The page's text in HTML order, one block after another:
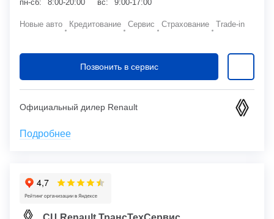
пн-сб:
8:00-20:00 вс: 9:00-17:00
Новые авто Кредитование Сервис Страхование Trade-in
Позвонить в сервис
Официальный дилер Renault
Подробнее